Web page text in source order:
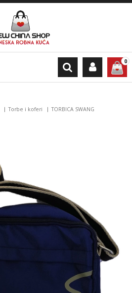
0
Torbe i koferi TORBICA SWANG